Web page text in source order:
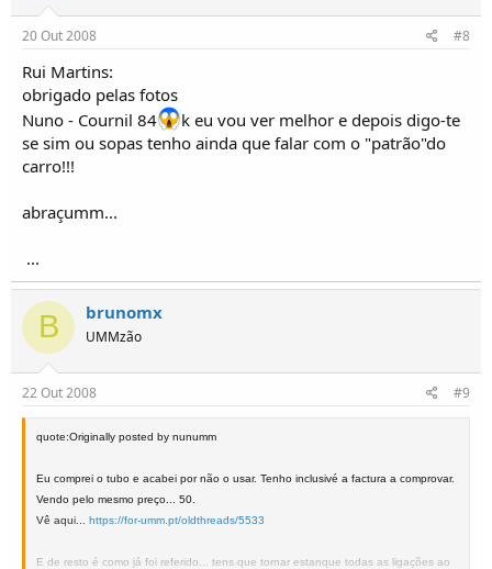
20 Out 2008 #8
Rui Martins:
obrigado pelas fotos
Nuno - Cournil 84
k eu vou ver melhor e depois digo-te
se sim ou sopas tenho ainda que falar com o "patrão"do
carro!!!
abraçumm...
...
B brunomx
UMMzão
22 Out 2008 #9
quote:Originally posted by nunumm
Eu comprei o tubo e acabei por não o usar. Tenho inclusivé a factura a comprovar.
Vendo pelo mesmo preço... 50.
Vê aqui... https://for-umm.pt/oldthreads/5533
E de resto é como já foi referido... tens que tornar estanque todas as ligações ao